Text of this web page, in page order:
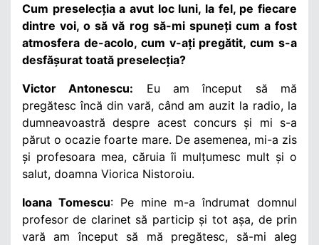
Cum preselecția a avut loc luni, la fel, pe fiecare
dintre voi, o să vă rog să-mi spuneți cum a fost
atmosfera de-acolo, cum v-ați pregătit, cum s-a
desfășurat toată preselecția?
Victor Antonescu:
Eu am început să mă
pregătesc încă din vară, când am auzit la radio, la
dumneavoastră despre acest concurs și mi s-a
părut o ocazie foarte mare. De asemenea, mi-a zis
și profesoara mea, căruia îi mulțumesc mult și o
salut, doamna Viorica Nistoroiu.
Ioana Tomescu: Pe mine m-a îndrumat domnul
profesor de clarinet să particip și tot așa, de prin
vară am început să mă pregătesc, să-mi aleg